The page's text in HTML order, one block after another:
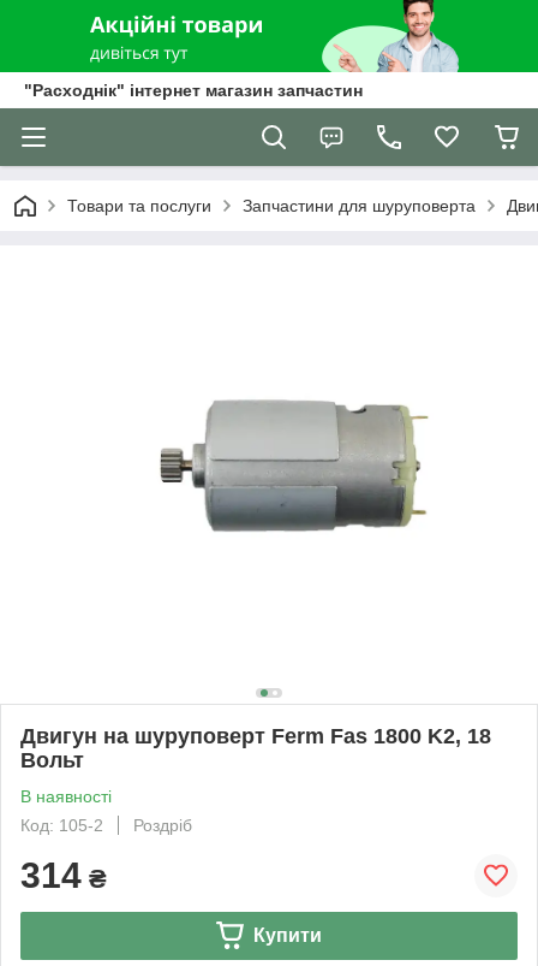
"Расходнік" інтернет магазин запчастин
Товари та послуги Запчастини для шуруповерта
Двигун на шуруповерт Ferm Fas 1800 K2, 18
Вольт
В наявності
Код: 105-2
Роздріб
314 ₴
Купити